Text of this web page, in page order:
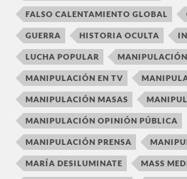
FALSO CALENTAMIENTO GLOBAL
GUERRA HISTORIA OCULTA
LUCHA POPULAR
MANIPULACIÓN EN TV
MANIPULACIÓN MASAS
MANIPULACIÓN OPINIÓN PÚBLICA
MANIPULACIÓN PRENSA
MARÍA DESILUMINATE MASS